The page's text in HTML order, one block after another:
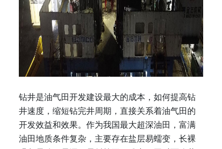
钻井是油气田开发建设最大的成本，如何提高钻
井速度，缩短钻完井周期，直接关系着油气田的
开发效益和效果。作为我国最大超深油田，富满
油田地质条件复杂，主要存在盐层易蠕变，长裸